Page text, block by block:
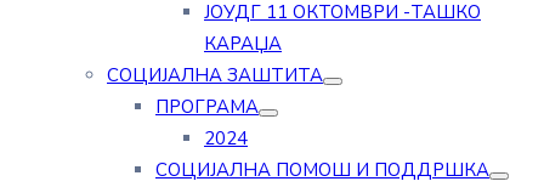
ЈОУДГ 11 ОКТОМВРИ -ТАШКО
КАРАЏА
СОЦИЈАЛНА ЗАШТИТА
ПРОГРАМА
2024
СОЦИЈАЛНА ПОМОШ И ПОДДРШКА